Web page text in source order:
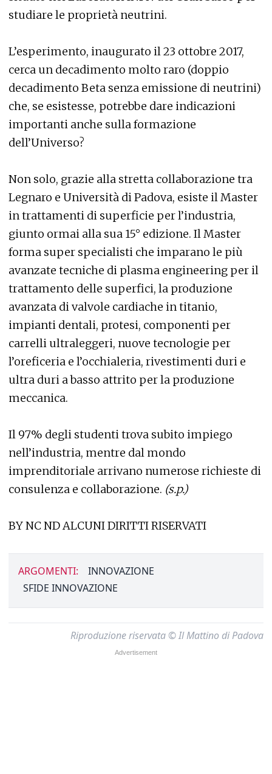
studiare le proprietà neutrini.
L’esperimento, inaugurato il 23 ottobre 2017,
cerca un decadimento molto raro (doppio
decadimento Beta senza emissione di neutrini)
che, se esistesse, potrebbe dare indicazioni
importanti anche sulla formazione
dell’Universo?
Non solo, grazie alla stretta collaborazione tra
Legnaro e Università di Padova, esiste il Master
in trattamenti di superficie per l’industria,
giunto ormai alla sua 15° edizione. Il Master
forma super specialisti che imparano le più
avanzate tecniche di plasma engineering per il
trattamento delle superfici, la produzione
avanzata di valvole cardiache in titanio,
impianti dentali, protesi, componenti per
carrelli ultraleggeri, nuove tecnologie per
l’oreficeria e l’occhialeria, rivestimenti duri e
ultra duri a basso attrito per la produzione
meccanica.
Il 97% degli studenti trova subito impiego
nell’industria, mentre dal mondo
imprenditoriale arrivano numerose richieste di
consulenza e collaborazione. (s.p.)
BY NC ND ALCUNI DIRITTI RISERVATI
ARGOMENTI:
INNOVAZIONE
SFIDE INNOVAZIONE
Riproduzione riservata © Il Mattino di Padova